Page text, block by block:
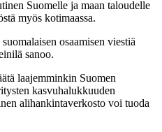
Suomelle ja maan taloudelle
myös kotimaassa.
osaamisen viestiä
sanoo.
laajemminkin Suomen
kasvuhalukkuuden
alihankintaverkosto voi tuoda